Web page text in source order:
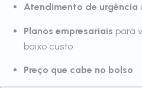
Atendimento de urgência
Planos empresariais para
baixo custo
Preço que cabe no bolso